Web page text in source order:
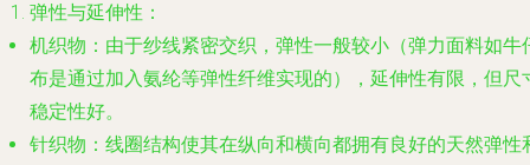
弹性与延伸性 ：
机织物：由于纱线紧密交织，弹性一般较小（弹力面料如牛
布是通过加入氨纶等弹性纤维实现的），延伸性有限，但尺
稳定性好。
针织物：线圈结构使其在纵向和横向都拥有良好的天然弹性